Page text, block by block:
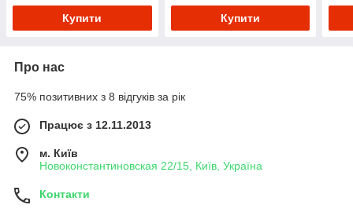
Купити Купити
Про нас
75% позитивних з 8 відгуків за рік
Працює з 12.11.2013
м. Київ
Новоконстантиновская 22/15, Київ, Україна
Контакти